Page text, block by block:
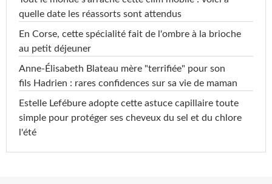
quelle date les réassorts sont attendus
En Corse, cette spécialité fait de l'ombre à la brioche
au petit déjeuner
Anne-Élisabeth Blateau mère "terrifiée" pour son
fils Hadrien : rares confidences sur sa vie de maman
Estelle Lefébure adopte cette astuce capillaire toute
simple pour protéger ses cheveux du sel et du chlore
l'été